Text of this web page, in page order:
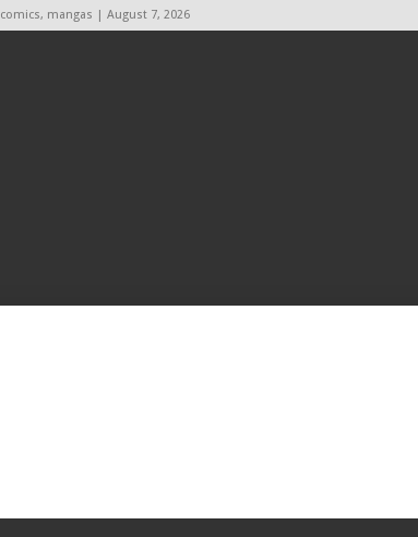
mangas | August 7, 2026